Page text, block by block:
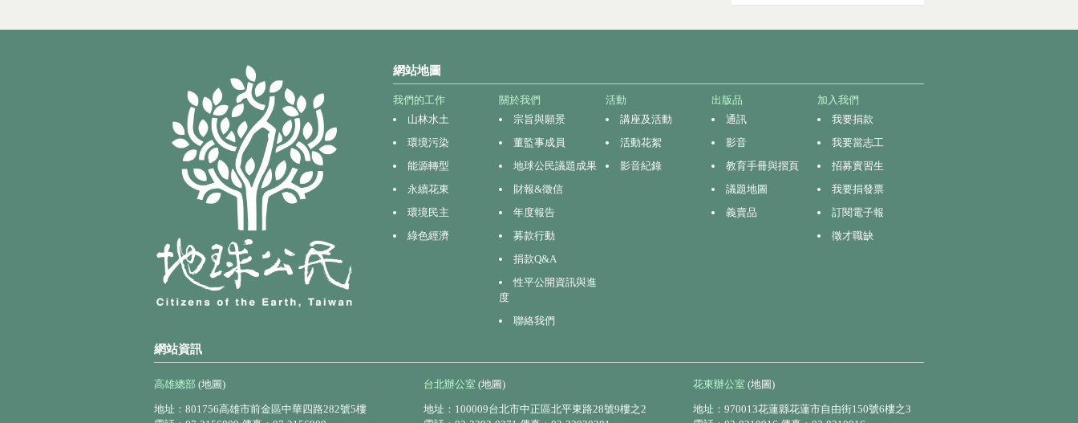
網站地圖
我們的工作
山林水土
環境污染
能源轉型
永續花東
環境民主
綠色經濟
關於我們
宗旨與願景
董監事成員
地球公民議題成果
財報&徵信
年度報告
募款行動
捐款Q&A
性平公開資訊與進
度
聯絡我們
活動
講座及活動
活動花絮
影音紀錄
出版品
通訊
影音
教育手冊與摺頁
議題地圖
義賣品
加入我們
我要捐款
我要當志工
招募實習生
我要捐發票
訂閱電子報
徵才職缺
網站資訊
高雄總部 (地圖)
地址：801756高雄市前金區中華四路282號5樓
台北辦公室 (地圖)
地址：100009台北市中正區北平東路28號9樓之2
花東辦公室 (地圖)
地址：970013花蓮縣花蓮市自由街150號6樓之3